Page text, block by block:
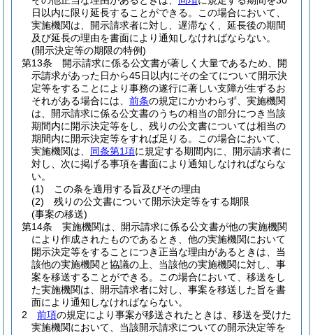
日以内に限り延長することができる。
この場合において、
実施機関は、開示請求者に対し、遅滞なく、延長後の期間
及び延長の理由を書面により通知しなければならない。
(開示決定等の期限の特例)
第13条
開示請求に係る公文書が著しく大量であるため、開
示請求があった日から45日以内にその全てについて開示決
定等をすることにより事務の遂行に著しい支障が生ずるお
それがある場合には、 前条の規定にかかわらず、実施機関
は、開示請求に係る公文書のうちの相当の部分につき当該
期間内に開示決定等をし、残りの公文書については相当の
期間内に開示決定等をすれば足りる。
この場合において、
実施機関は、 同条第1項に規定する期間内に、開示請求者に
対し、次に掲げる事項を書面により通知しなければならな
い。
(1)
この条を適用する旨及びその理由
(2)
残りの公文書について開示決定等をする期限
(事案の移送)
第14条
実施機関は、開示請求に係る公文書が他の実施機関
により作成されたものであるとき、他の実施機関において
開示決定等をすることにつき正当な理由があるときは、当
該他の実施機関と協議の上、当該他の実施機関に対し、事
案を移送することができる。
この場合において、移送をし
た実施機関は、開示請求者に対し、事案を移送した旨を書
面により通知しなければならない。
2
前項の規定により事案が移送されたときは、移送を受けた
実施機関において、当該開示請求についての開示決定等を